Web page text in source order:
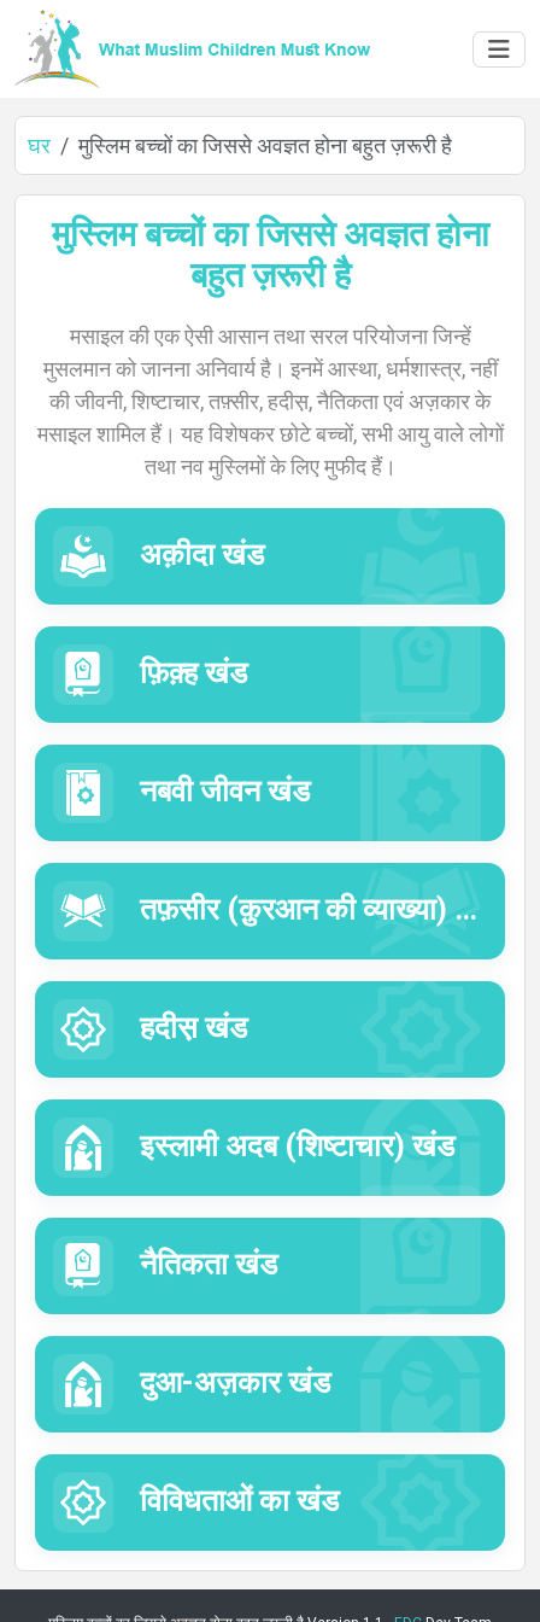
बारे
बोली
घर मुस्लिम बच्चों का जिससे अवज्ञत होना बहुत ज़रूरी है
मुस्लिम बच्चों का जिससे अवज्ञत होना
बहुत ज़रूरी है
मसाइल की एक ऐसी आसान तथा सरल परियोजना जिन्हें
मुसलमान को जानना अनिवार्य है। इनमें आस्था, धर्मशास्त्र, नहीं
की जीवनी, शिष्टाचार, तफ़्सीर, हदीस़, नैतिकता एवं अज़कार के
मसाइल शामिल हैं। यह विशेषकर छोटे बच्चों, सभी आयु वाले लोगों
तथा नव मुस्लिमों के लिए मुफीद हैं।
अक़ीदा खंड
फ़िक़्ह खंड
नबवी जीवन खंड
तफ़सीर (क़ुरआन की व्याख्या) का खंड
हदीस़ खंड
इस्लामी अदब (शिष्टाचार) खंड
नैतिकता खंड
दुआ-अज़कार खंड
विविधताओं का खंड